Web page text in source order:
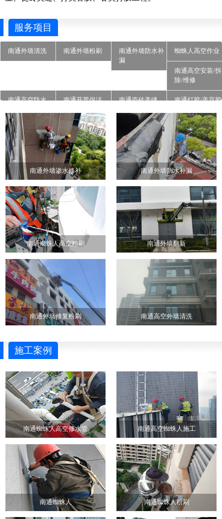
服务项目
南通外墙清洗 南通外墙粉刷
南通外墙防水补
漏
蜘蛛人高空作业
南通高空安装/拆
除/维修
南通高空防水 南通开荒保洁 南通瓷砖美缝 南通打胶/美容胶
南通石材翻新养
护
南通地面高压清
洗
南通外墙真石漆
施工
南通外墙渗水修补 南通外墙防水补漏
南通蜘蛛人高空粉刷 南通外墙翻新
南通外墙修复粉刷 南通高空外墙清洗
施工案例
南通蜘蛛人高空修水管 南通高空蜘蛛人施工
南通蜘蛛人 南通蜘蛛人粉刷